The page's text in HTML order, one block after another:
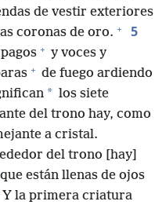
de vestir exteriores
coronas de oro. + 5
+ y voces y
+ de fuego ardiendo
* los siete
del trono hay, como
a cristal.
del trono [hay]
que están llenas de ojos
Y la primera criatura